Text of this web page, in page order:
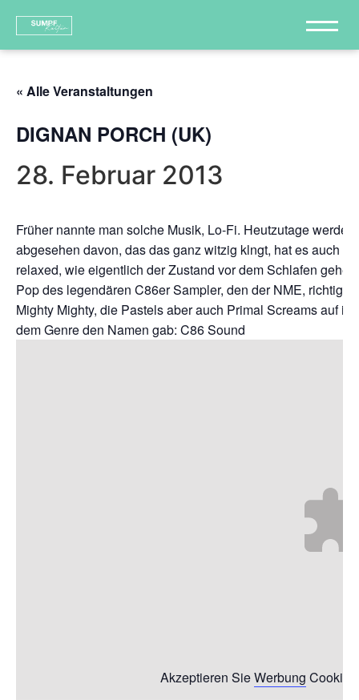
« Alle Veranstaltungen
DIGNAN PORCH (UK)
28. Februar 2013
Früher nannte man solche Musik, Lo-Fi. Heutzutage
abgesehen davon, das das ganz witzig klngt, hat es auch
relaxed, wie eigentlich der Zustand vor dem Schlafen
Pop des legendären C86er Sampler, den der NME, richtig,
Mighty Mighty, die Pastels aber auch Primal Screams auf
dem Genre den Namen gab: C86 Sound
Akzeptieren SieWerbung